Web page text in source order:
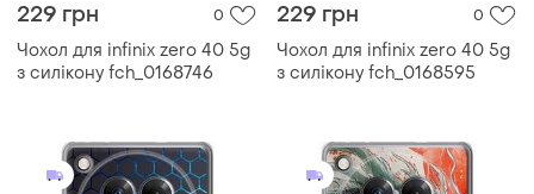
229 грн 0
Чохол для infinix zero 40 5g
з силікону fch_0168746
229 грн 0
Чохол для infinix zero 40 5g
з силікону fch_0168595